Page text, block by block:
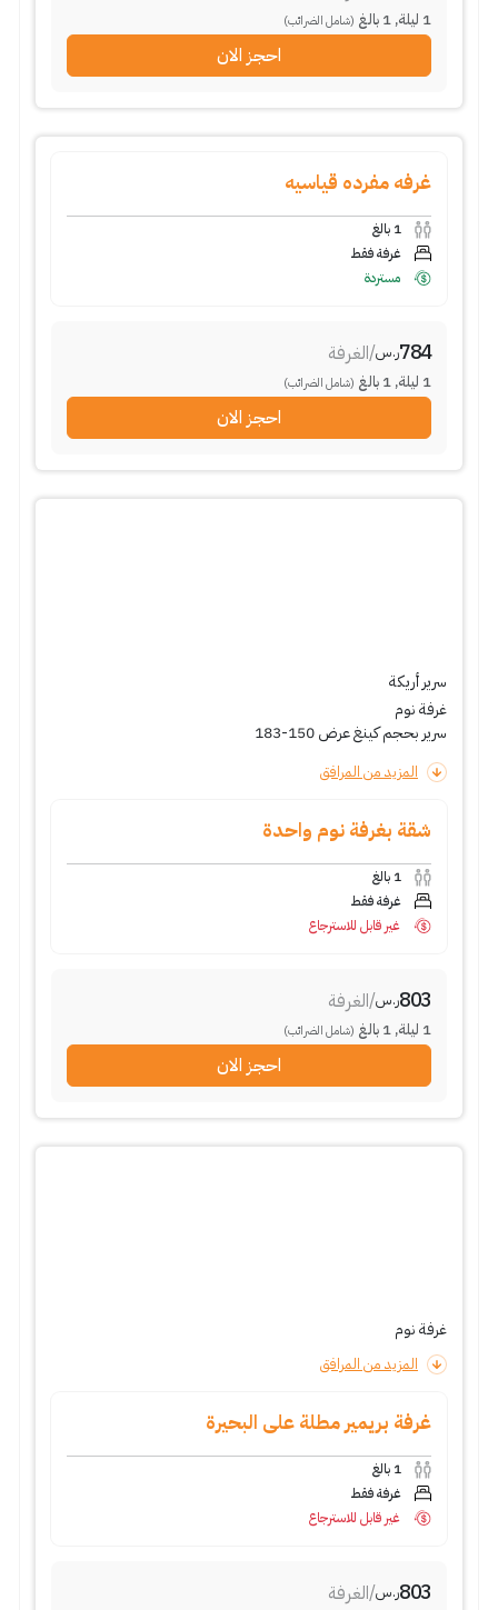
1 ليلة,
1 بالغ (شامل الضرائب)
احجز الان
غرفه مفرده قياسيه
1 بالغ
غرفة فقط
مستردة
784ر.س/الغرفة
1 ليلة,
1 بالغ (شامل الضرائب)
احجز الان
سرير أريكة
غرفة نوم
سرير بحجم كينغ عرض 150-183
المزيد من المرافق
شقة بغرفة نوم واحدة
1 بالغ
غرفة فقط
غير قابل للاسترجاع
803ر.س/الغرفة
1 ليلة,
1 بالغ (شامل الضرائب)
احجز الان
غرفة نوم
المزيد من المرافق
غرفة بريمير مطلة على البحيرة
1 بالغ
غرفة فقط
غير قابل للاسترجاع
803ر.س/الغرفة